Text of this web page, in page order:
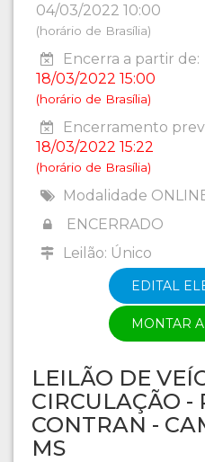
04/03/2022 10:00
(horário de Brasília)
Encerra a partir de:
18/03/2022 15:00
(horário de Brasília)
Encerramento
18/03/2022 15:22
(horário de Brasília)
Modalidade
ENCERRADO
Leilão: Único
EDITAL
MONTAR
LEILÃO DE
CIRCULAÇÃO -
CONTRAN -
MS